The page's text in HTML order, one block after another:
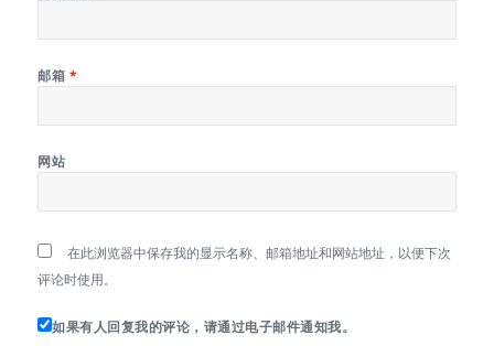
邮箱 *
网站
在此浏览器中保存我的显示名称、邮箱地址和网站地址，以便下次
评论时使用。
如果有人回复我的评论，请通过电子邮件通知我。